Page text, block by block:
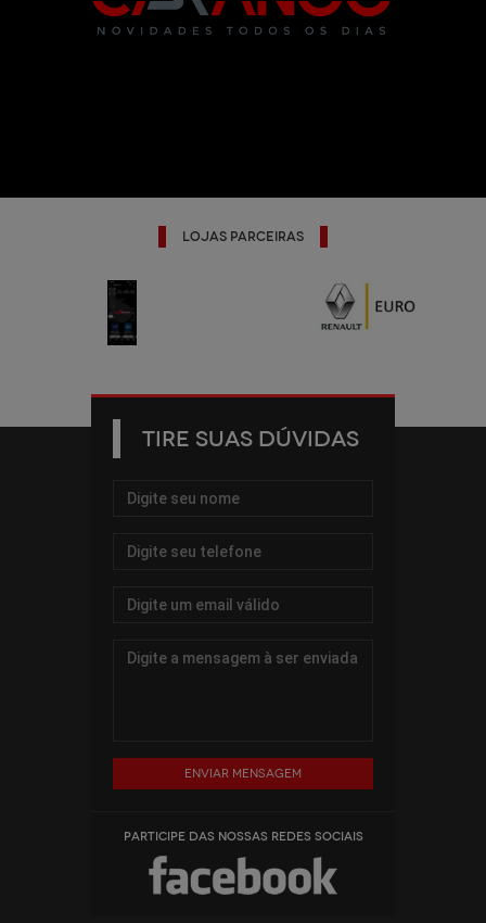
Lojas Parceiras
TIRE SUAS DÚVIDAS
Enviar mensagem
PARTICIPE DAS NOSSAS REDES SOCIAIS